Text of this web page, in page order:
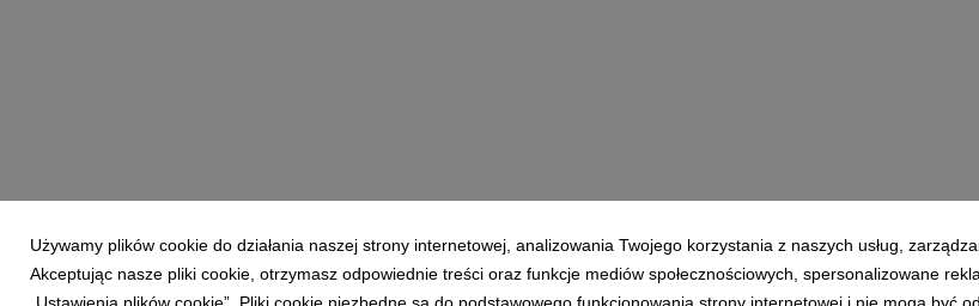
Używamy plików cookie do działania naszej strony internetowej, analizowania Twojego korzystania z naszych usług,
Akceptując nasze pliki cookie, otrzymasz odpowiednie treści oraz funkcje mediów społecznościowych, spersonalizowane